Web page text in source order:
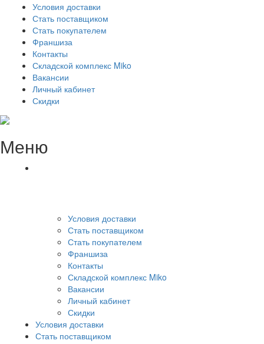
Условия доставки
Стать поставщиком
Стать покупателем
Франшиза
Контакты
Складской комплекс Miko
Вакансии
Личный кабинет
Скидки
Меню
Условия доставки
Стать поставщиком
Стать покупателем
Франшиза
Контакты
Складской комплекс Miko
Вакансии
Личный кабинет
Скидки
Условия доставки
Стать поставщиком